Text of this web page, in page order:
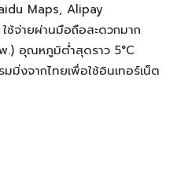
Maps, Alipay
ช้จ่ายผ่านมือถือสะดวกมาก
.) อุณหภูมิต่ำสุดราว 5°C
มิ่งจากไทยเพื่อใช้อินเทอร์เน็ต